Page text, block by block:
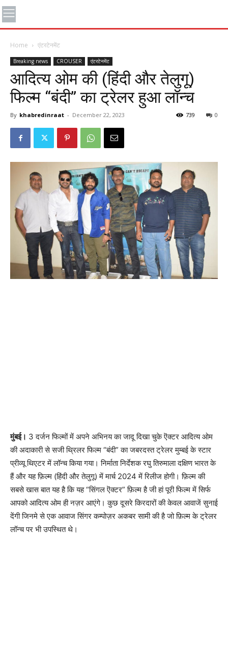
Home एंटरटेनमेंट
Breaking news CROUSER एंटरटेनमेंट
आदित्य ओम की (हिंदी और तेलुगू)
फिल्म “बंदी” का ट्रेलर हुआ लॉन्च
By khabredinraat - December 22, 2023 0
739
मुंबई। 3 दर्जन फिल्मों में अपने अभिनय का जादू दिखा चुके ऎक्टर आदित्य ओम
की अदाकारी से सजी थ्रिलर फिल्म “बंदी” का जबरदस्त ट्रेलर मुम्बई के स्टार
प्रीव्यू थिएटर में लॉन्च किया गया। निर्माता निर्देशक रघु तिरुमाला दक्षिण भारत के
हैं और यह फ़िल्म (हिंदी और तेलुगू) में मार्च 2024 में रिलीज होगी। फ़िल्म की
सबसे खास बात यह है कि यह “सिंगल ऎक्टर” फ़िल्म है जी हां पूरी फिल्म में सिर्फ
आपको आदित्य ओम ही नज़र आएंगे। कुछ दूसरे किरदारों की केवल आवाजें सुनाई
देंगी जिनमे से एक आवाज सिंगर कम्पोज़र अकबर सामी की है जो फ़िल्म के ट्रेलर
लॉन्च पर भी उपस्थित थे।